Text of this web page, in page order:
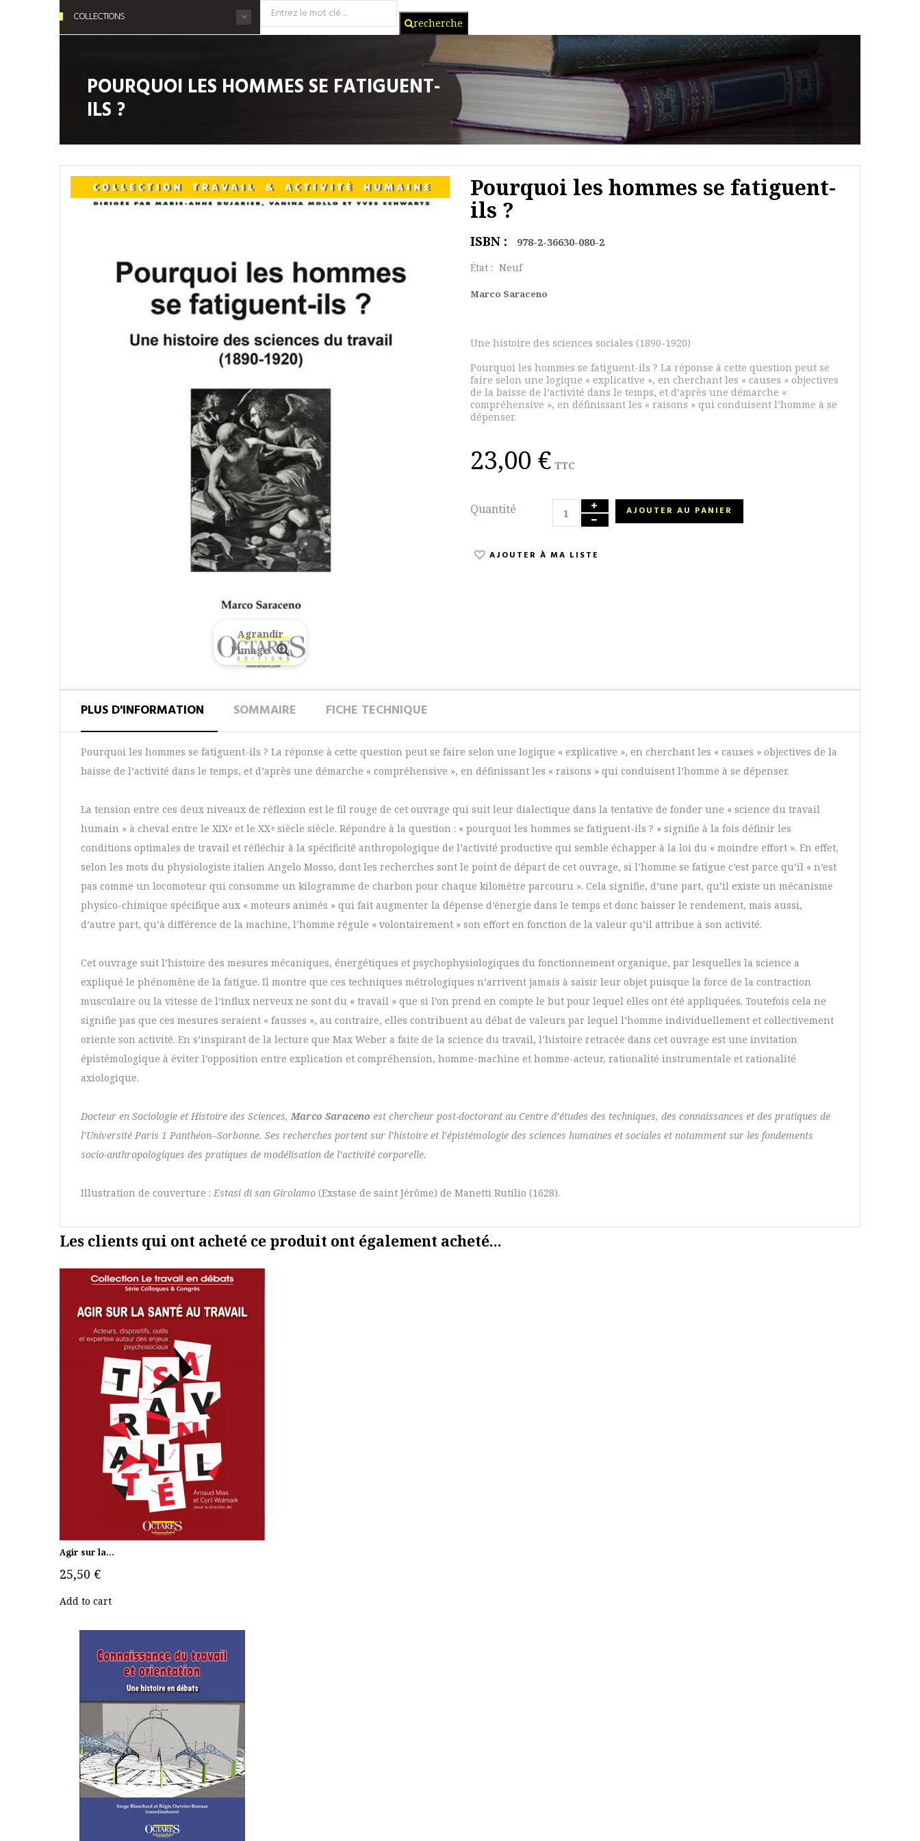
COLLECTIONS recherche
POURQUOI LES HOMMES SE FATIGUENT-
ILS ?
Agrandir
l'image
Pourquoi les hommes se fatiguent-
ils ?
ISBN :
978-2-36630-080-2
État : Neuf
Marco Saraceno
Une histoire des sciences sociales (1890-1920)
Pourquoi les hommes se fatiguent-ils ? La réponse à cette question peut se
faire selon une logique « explicative », en cherchant les « causes » objectives
de la baisse de l’activité dans le temps, et d’après une démarche «
compréhensive », en définissant les « raisons » qui conduisent l’homme à se
dépenser.
23,00 € TTC
Quantité AJOUTER AU PANIER
AJOUTER À MA LISTE
PLUS D'INFORMATION SOMMAIRE FICHE TECHNIQUE
Pourquoi les hommes se fatiguent-ils ? La réponse à cette question peut se faire selon une logique « explicative », en cherchant les « causes » objectives de la
baisse de l’activité dans le temps, et d’après une démarche « compréhensive », en définissant les « raisons » qui conduisent l’homme à se dépenser.
La tension entre ces deux niveaux de réflexion est le fil rouge de cet ouvrage qui suit leur dialectique dans la tentative de fonder une « science du travail
humain » à cheval entre le XIXe et le XXe siècle siècle. Répondre à la question : « pourquoi les hommes se fatiguent-ils ? » signifie à la fois définir les
conditions optimales de travail et réfléchir à la spécificité anthropologique de l’activité productive qui semble échapper à la loi du « moindre effort ». En effet,
selon les mots du physiologiste italien Angelo Mosso, dont les recherches sont le point de départ de cet ouvrage, si l’homme se fatigue c’est parce qu’il « n’est
pas comme un locomoteur qui consomme un kilogramme de charbon pour chaque kilomètre parcouru ». Cela signifie, d’une part, qu’il existe un mécanisme
physico-chimique spécifique aux « moteurs animés » qui fait augmenter la dépense d’énergie dans le temps et donc baisser le rendement, mais aussi,
d’autre part, qu’à différence de la machine, l’homme régule « volontairement » son effort en fonction de la valeur qu’il attribue à son activité.
Cet ouvrage suit l’histoire des mesures mécaniques, énergétiques et psychophysiologiques du fonctionnement organique, par lesquelles la science a
expliqué le phénomène de la fatigue. Il montre que ces techniques métrologiques n’arrivent jamais à saisir leur objet puisque la force de la contraction
musculaire ou la vitesse de l’influx nerveux ne sont du « travail » que si l’on prend en compte le but pour lequel elles ont été appliquées. Toutefois cela ne
signifie pas que ces mesures seraient « fausses », au contraire, elles contribuent au débat de valeurs par lequel l’homme individuellement et collectivement
oriente son activité. En s’inspirant de la lecture que Max Weber a faite de la science du travail, l’histoire retracée dans cet ouvrage est une invitation
épistémologique à éviter l’opposition entre explication et compréhension, homme-machine et homme-acteur, rationalité instrumentale et rationalité
axiologique.
Docteur en Sociologie et Histoire des Sciences, Marco Saraceno est chercheur post-doctorant au Centre d’études des techniques, des connaissances et des pratiques de
l’Université Paris 1 Panthéon--Sorbonne. Ses recherches portent sur l’histoire et l’épistémologie des sciences humaines et sociales et notamment sur les fondements
socio-anthropologiques des pratiques de modélisation de l’activité corporelle.
Illustration de couverture : Estasi di san Girolamo (Exstase de saint Jérôme) de Manetti Rutilio (1628).
Les clients qui ont acheté ce produit ont également acheté...
Agir sur la...
25,50 €
Add to cart